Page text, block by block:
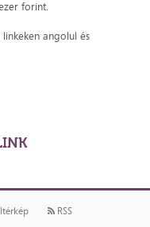
forint.
angolul és
RSS